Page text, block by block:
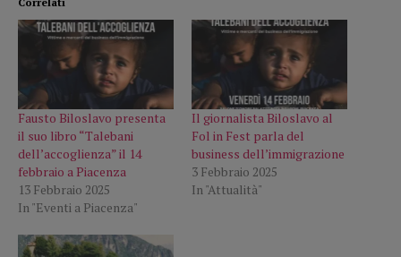
Fausto Biloslavo presenta
il suo libro “Talebani
dell’accoglienza” il 14
febbraio a Piacenza
13 Febbraio 2025
In "Eventi a Piacenza"
Il giornalista Biloslavo al
Fol in Fest parla del
business dell’immigrazione
3 Febbraio 2025
In "Attualità"